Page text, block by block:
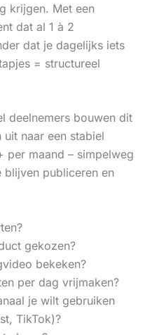
krijgen. Met een
dat al 1 à 2
dat je dagelijks iets
= structureel
deelnemers bouwen dit
uit naar een stabiel
per maand – simpelweg
publiceren en
gekozen?
bekeken?
per dag vrijmaken?
je wilt gebruiken
TikTok)?